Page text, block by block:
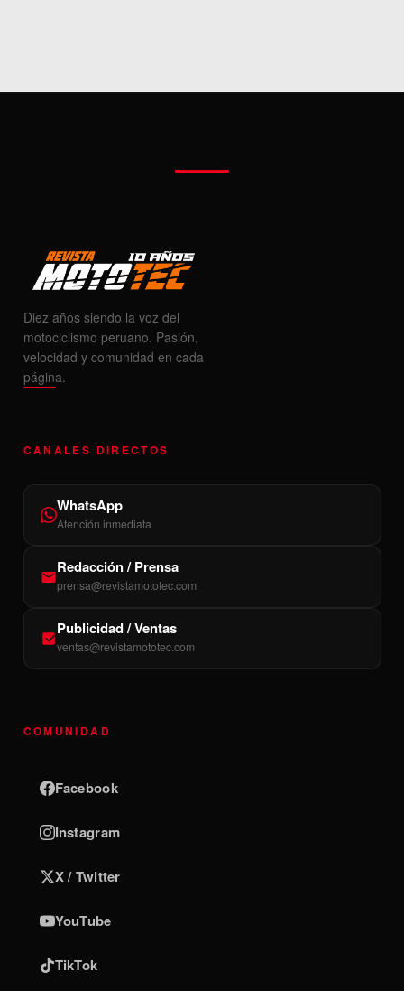
Diez años siendo la voz del
motociclismo peruano. Pasión,
velocidad y comunidad en cada
página.
CANALES DIRECTOS
WhatsApp
Atención inmediata
Redacción / Prensa
prensa@revistamototec.com
Publicidad / Ventas
ventas@revistamototec.com
COMUNIDAD
Facebook
Instagram
X / Twitter
YouTube
TikTok